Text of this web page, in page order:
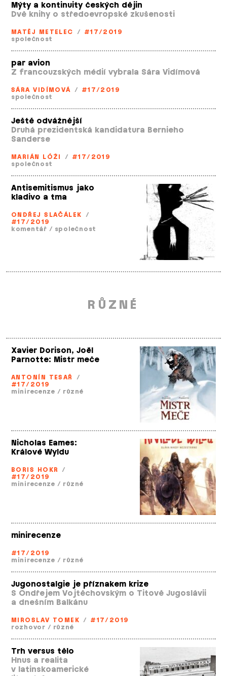
Mýty a kontinuity českých dějin
Dvě knihy o středoevropské zkušenosti
MATĚJ METELEC / #17/2019
společnost
par avion
Z francouzských médií vybrala Sára Vidímová
SÁRA VIDÍMOVÁ / #17/2019
společnost
Ještě odvážnější
Druhá prezidentská kandidatura Bernieho
Sanderse
MARIÁN LÓŽI / #17/2019
společnost
Antisemitismus jako
kladivo a tma
ONDŘEJ SLAČÁLEK /
#17/2019
komentář / společnost
RŮZNÉ
Xavier Dorison, Joël
Parnotte: Mistr meče
ANTONÍN TESAŘ
/
#17/2019
minirecenze / různé
Nicholas Eames:
Králové Wyldu
BORIS HOKR /
#17/2019
minirecenze / různé
minirecenze
#17/2019
minirecenze / různé
Jugonostalgie je příznakem krize
S Ondřejem Vojtěchovským o Titově Jugoslávii
a dnešním Balkánu
MIROSLAV TOMEK / #17/2019
rozhovor / různé
Trh versus tělo
Hnus a realita
v latinskoamerické